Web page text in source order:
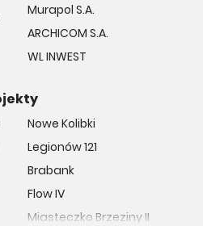
Murapol S.A.
ARCHICOM S.A.
WL INWEST
Nowe Kolibki
Legionów 121
Brabank
Flow IV
Miasteczko Brzeziny II